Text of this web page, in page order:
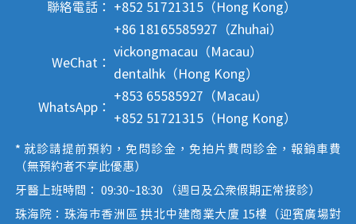
聯絡電話：
+852 51721315（Hong Kong）
+86 18165585927（Zhuhai）
WeChat：
vickongmacau（Macau）
dentalhk（Hong Kong）
WhatsApp：
+853 65585927（Macau）
+852 51721315（Hong Kong）
* 就診請提前預約，免問診金，免拍片費問診金，報銷車費
（無預約者不享此優惠）
牙醫上班時間： 09:30~18:30 （週日及公眾假期正常接診）
珠海院：珠海市香洲區 拱北中建商業大廈 15樓（迎賓廣場對